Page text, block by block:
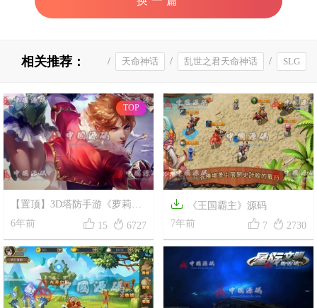
相关推荐： SLG
/
乱世之君天命神话
/
天命神话
/
策略
/
血战
TOP
【置顶】3D塔防手游《萝莉保
卫战》源码
6年前  15  6727

《王国霸主》源码
7年前
 7  2730